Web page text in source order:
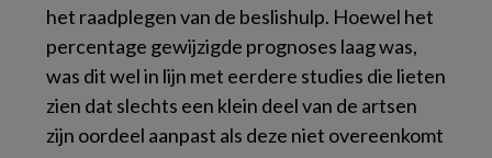
het raadplegen van de beslishulp. Hoewel het
percentage gewijzigde prognoses laag was,
was dit wel in lijn met eerdere studies die lieten
zien dat slechts een klein deel van de artsen
zijn oordeel aanpast als deze niet overeenkomt